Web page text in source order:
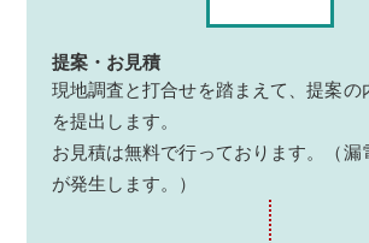
提案・お見積
現地調査と打合せを踏まえて、提案の
を提出します。
お見積は無料で行っております。（漏
が発生します。）